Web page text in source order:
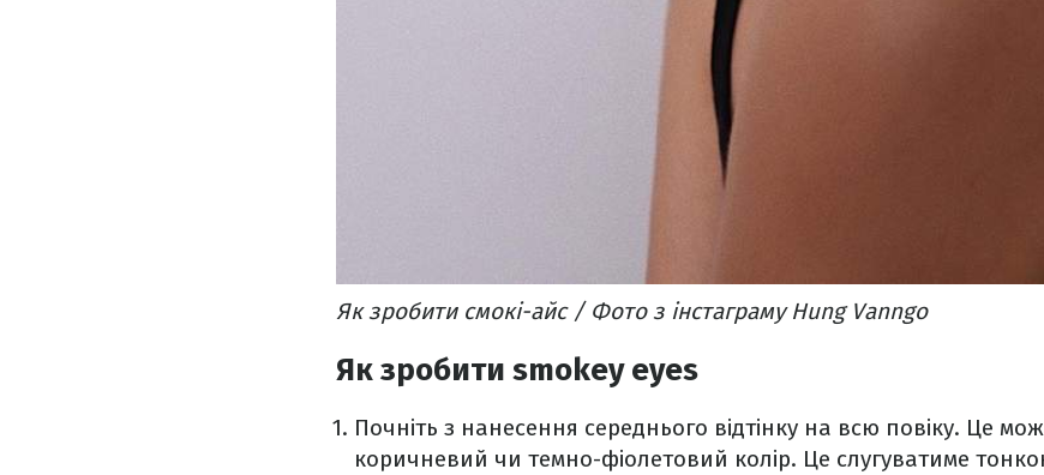
Як зробити смокі-айс / Фото з інстаграму Hung Vanngo
Як зробити smokey eyes
Почніть з нанесення середнього відтінку на всю повіку. Це
коричневий чи темно-фіолетовий колір. Це слугуватиме